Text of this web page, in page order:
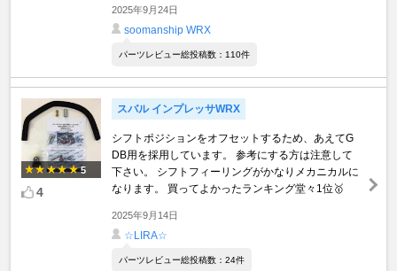
2025年9月24日
soomanship WRX
パーツレビュー総投稿数：110件
5
4
スバル インプレッサWRX
シフトポジションをオフセットするため、あえてG
DB用を採用しています。 参考にする方は注意して
下さい。 シフトフィーリングがかなりメカニカルに
なります。 買ってよかったランキング堂々1位🥇
2025年9月14日
☆LIRA☆
パーツレビュー総投稿数：24件